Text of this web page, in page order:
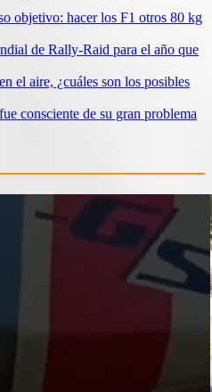
objetivo: hacer los F1 otros 80 kg
de Rally-Raid para el año que
el aire, ¿cuáles son los posibles
consciente de su gran problema